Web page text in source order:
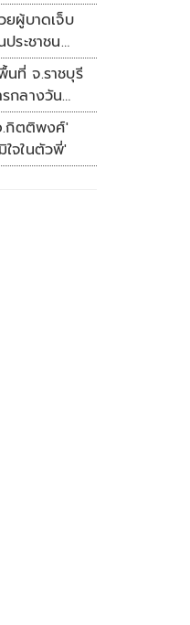
ยผู้บาดเจ็บ
ระชาชน
ที่ จ.ราชบุรี
กลางวัน
.กิตติพงศ์'
จในตัวพี่'